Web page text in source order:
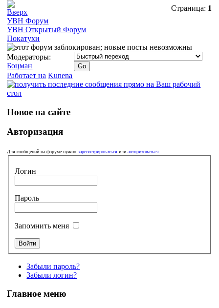
Страница: 1
УВН Форум
УВН Открытый Форум
Покатухи
Модераторы:
Боцман
Работает на Kunena
Новое на сайте
Авторизация
Для сообщений на форуме нужнозарегистрироваться илиавторизоваться
Логин
Пароль
Запомнить меня
Забыли пароль?
Забыли логин?
Главное меню